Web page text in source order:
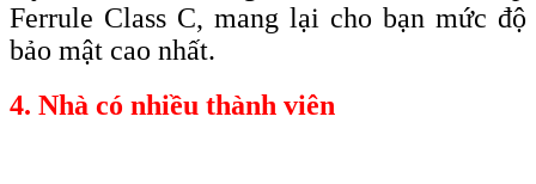
Ferrule Class C, mang lại cho bạn mức độ
bảo mật cao nhất.
4. Nhà có nhiều thành viên